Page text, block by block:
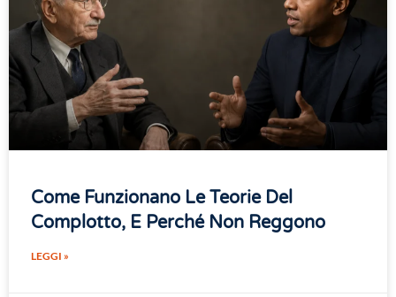
Come Funzionano Le Teorie Del
Complotto, E Perché Non Reggono
LEGGI »